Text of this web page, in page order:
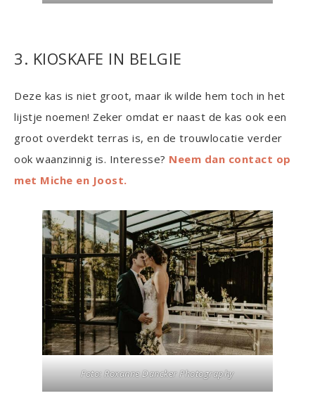
3. KIOSKAFE IN BELGIE
Deze kas is niet groot, maar ik wilde hem toch in het
lijstje noemen! Zeker omdat er naast de kas ook een
groot overdekt terras is, en de trouwlocatie verder
ook waanzinnig is. Interesse? Neem dan contact op
met Miche en Joost.
Foto: Roxanne Dancker Photography